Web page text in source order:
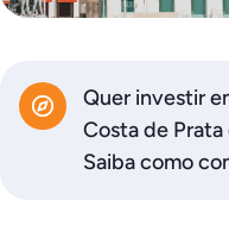
Quer investir
Costa de
Saiba como